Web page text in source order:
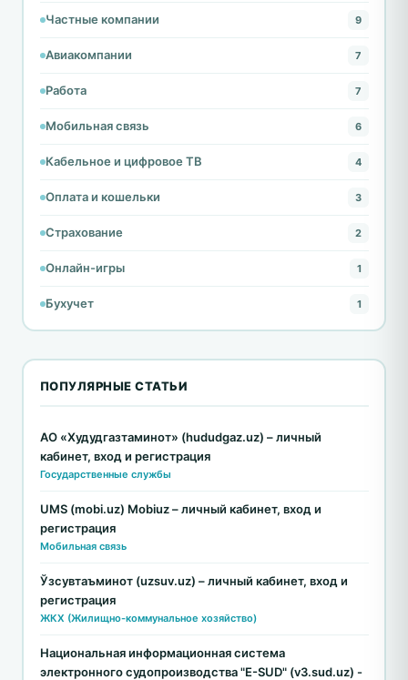
Частные компании 9
Авиакомпании 7
Работа 7
Мобильная связь 6
Кабельное и цифровое ТВ 4
Оплата и кошельки 3
Страхование 2
Онлайн-игры 1
Бухучет 1
ПОПУЛЯРНЫЕ СТАТЬИ
АО «Худудгазтаминот» (hududgaz.uz) – личный
кабинет, вход и регистрация
Государственные службы
UMS (mobi.uz) Mobiuz – личный кабинет, вход и
регистрация
Мобильная связь
Ўзсувтаъминот (uzsuv.uz) – личный кабинет, вход и
регистрация
ЖКХ (Жилищно-коммунальное хозяйство)
Национальная информационная система
электронного судопроизводства "E-SUD" (v3.sud.uz) -